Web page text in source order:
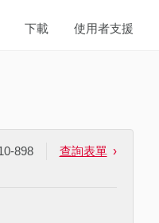
下載 使用者支援
898 查詢表單